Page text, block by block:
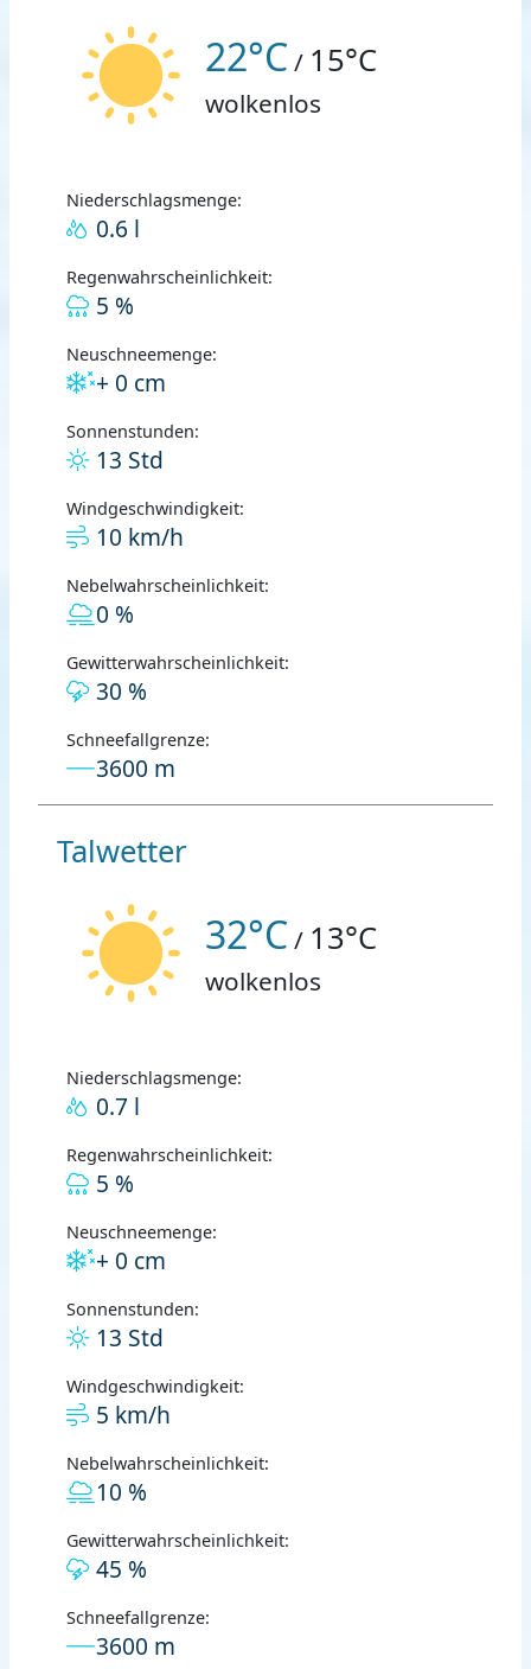
22°C / 15°C
wolkenlos
Niederschlagsmenge:
0.6 l
Regenwahrscheinlichkeit:
5 %
Neuschneemenge:
+ 0 cm
Sonnenstunden:
13 Std
Windgeschwindigkeit:
10 km/h
Nebelwahrscheinlichkeit:
0 %
Gewitterwahrscheinlichkeit:
30 %
Schneefallgrenze:
3600 m
Talwetter
32°C / 13°C
wolkenlos
Niederschlagsmenge:
0.7 l
Regenwahrscheinlichkeit:
5 %
Neuschneemenge:
+ 0 cm
Sonnenstunden:
13 Std
Windgeschwindigkeit:
5 km/h
Nebelwahrscheinlichkeit:
10 %
Gewitterwahrscheinlichkeit:
45 %
Schneefallgrenze:
3600 m